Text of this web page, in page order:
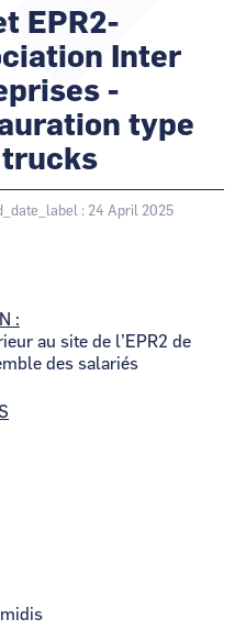
EPR2-
Inter
-
type
: 24 April 2025
:
au site de l’EPR2 de
des salariés